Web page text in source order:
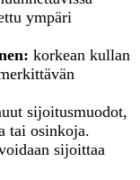
ympäri
korkean kullan
sijoitusmuodot,
tai osinkoja.
sijoittaa